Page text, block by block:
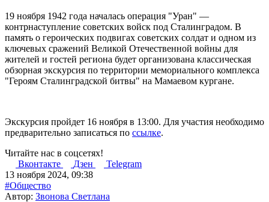
19 ноября 1942 года началась операция "Уран" —
контрнаступление советских войск под Сталинградом. В
память о героических подвигах советских солдат и одном из
ключевых сражений Великой Отечественной войны для
жителей и гостей региона будет организована классическая
обзорная экскурсия по территории мемориального комплекса
"Героям Сталинградской битвы" на Мамаевом кургане.
Экскурсия пройдет 16 ноября в 13:00. Для участия необходимо
предварительно записаться по ссылке.
Читайте нас в соцсетях!
Вконтакте
Дзен
Telegram
13 ноября 2024, 09:38
#Общество
Автор: Звонова Светлана